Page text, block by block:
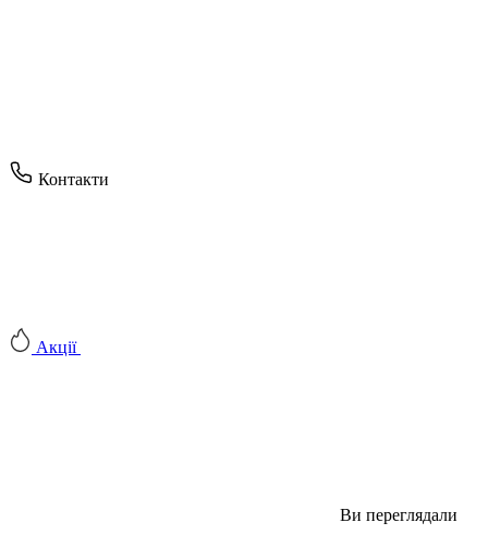
Контакти
Акції
Ви переглядали